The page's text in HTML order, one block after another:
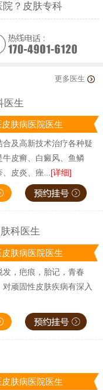
？皮肤专科
更多医生
医生
肤病医院医生
及高新技术治疗各种疑
皮癣、白癜风、鱼鳞
皮炎、痤... [详细]
科医生
肤病医院医生
，疤痕，胎记，青春
顽固性皮肤疾病有深入
肤病医院医生